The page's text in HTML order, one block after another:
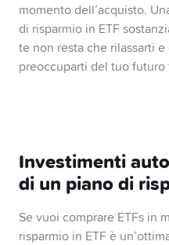
momento dell’acquisto.
di risparmio in ETF
te non resta che rilassarti
preoccuparti del tuo futuro
Investimenti
di un piano di
Se vuoi comprare ETFs in
risparmio in ETF è